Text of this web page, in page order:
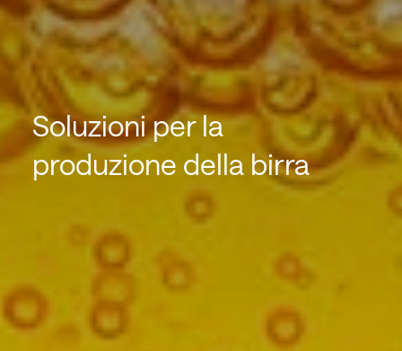
Soluzioni per la
produzione della birra